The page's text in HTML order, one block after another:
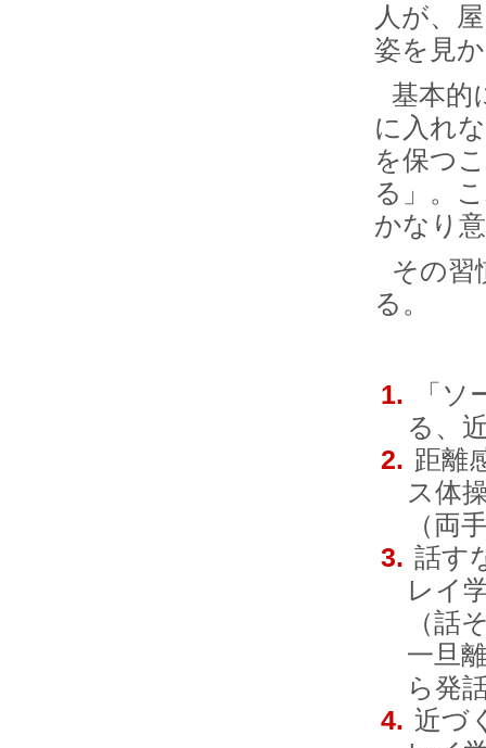
人が、
姿を見
基本的
に入れ
を保つ
る」。
かなり
その習
る。
「
る、
距離
ス体
（両
話す
レイ
（話
一旦
ら発
近づ